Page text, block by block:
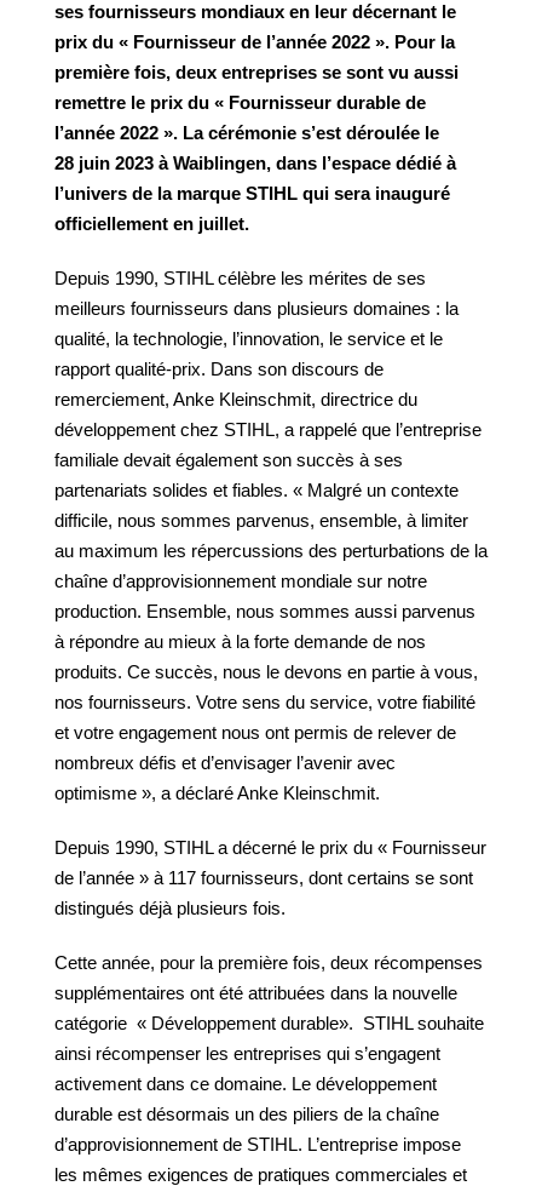
ses fournisseurs mondiaux en leur décernant le
prix du « Fournisseur de l’année 2022 ». Pour la
première fois, deux entreprises se sont vu aussi
remettre le prix du « Fournisseur durable de
l’année 2022 ». La cérémonie s’est déroulée le
28 juin 2023 à Waiblingen, dans l’espace dédié à
l’univers de la marque STIHL qui sera inauguré
officiellement en juillet.
Depuis 1990, STIHL célèbre les mérites de ses
meilleurs fournisseurs dans plusieurs domaines : la
qualité, la technologie, l’innovation, le service et le
rapport qualité-prix. Dans son discours de
remerciement, Anke Kleinschmit, directrice du
développement chez STIHL, a rappelé que l’entreprise
familiale devait également son succès à ses
partenariats solides et fiables. « Malgré un contexte
difficile, nous sommes parvenus, ensemble, à limiter
au maximum les répercussions des perturbations de la
chaîne d’approvisionnement mondiale sur notre
production. Ensemble, nous sommes aussi parvenus
à répondre au mieux à la forte demande de nos
produits. Ce succès, nous le devons en partie à vous,
nos fournisseurs. Votre sens du service, votre fiabilité
et votre engagement nous ont permis de relever de
nombreux défis et d’envisager l’avenir avec
optimisme », a déclaré Anke Kleinschmit.
Depuis 1990, STIHL a décerné le prix du « Fournisseur
de l’année » à 117 fournisseurs, dont certains se sont
distingués déjà plusieurs fois.
Cette année, pour la première fois, deux récompenses
supplémentaires ont été attribuées dans la nouvelle
catégorie « Développement durable». STIHL souhaite
ainsi récompenser les entreprises qui s’engagent
activement dans ce domaine. Le développement
durable est désormais un des piliers de la chaîne
d’approvisionnement de STIHL. L’entreprise impose
les mêmes exigences de pratiques commerciales et